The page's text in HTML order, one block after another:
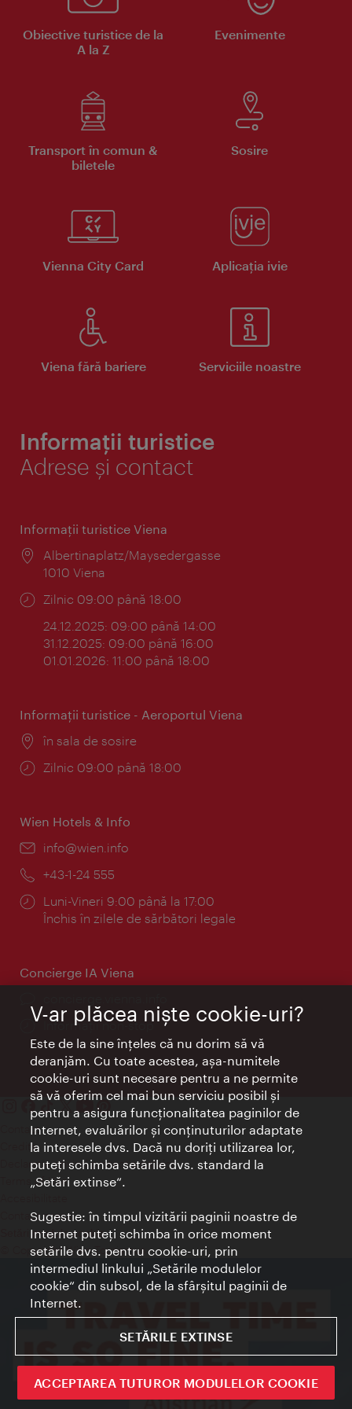
Obiective turistice de la
A la Z
Evenimente
Transport în comun &
biletele
Sosire
Vienna City Card Aplicaţia ivie
Viena fără bariere Serviciile noastre
Informații turistice
Adrese și contact
Informaţii turistice Viena
Locul:
Albertinaplatz/Maysedergasse
1010 Viena
Program:
Zilnic 09:00 până 18:00
24.12.2025: 09:00 până 14:00
31.12.2025: 09:00 până 16:00
01.01.2026: 11:00 până 18:00
Informaţii turistice - Aeroportul Viena
Locul:
în sala de sosire
Program:
Zilnic 09:00 până 18:00
Wien Hotels & Info
E-
info@wien.info
Telefon:
+43-1-24 555
Program:
Luni-Vineri 9:00 până la 17:00
Închis în zilele de sărbători legale
Concierge IA Viena
Informații non-stop
Contact
Credits
Declaraţie privind protecţia datelor
Terms of Use
Contact presa
Setări module cookie
© Copyright Wien Tourismus
V-ar plăcea nişte cookie-uri?
Este de la sine înţeles că nu dorim să vă
deranjăm. Cu toate acestea, aşa-numitele
cookie-uri sunt necesare pentru a ne permite
să vă oferim cel mai bun serviciu posibil şi
pentru a asigura funcţionalitatea paginilor de
Internet, evaluărilor şi conţinuturilor adaptate
la interesele dvs. Dacă nu doriţi utilizarea lor,
puteţi schimba setările dvs. standard la
„Setări extinse“.
Sugestie: în timpul vizitării paginii noastre de
Internet puteţi schimba în orice moment
setările dvs. pentru cookie-uri, prin
intermediul linkului „Setările modulelor
cookie“ din subsol, de la sfârşitul paginii de
Internet.
SETĂRILE EXTINSE
ACCEPTAREA TUTUROR MODULELOR COOKIE